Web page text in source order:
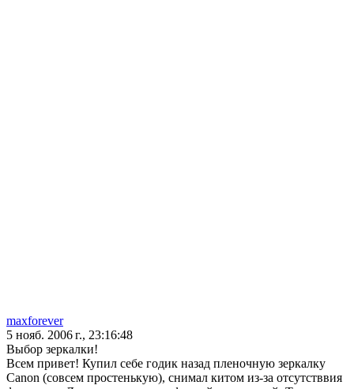
maxforever
5 нояб. 2006 г., 23:16:48
Выбор зеркалки!
Всем привет! Купил себе годик назад пленочную зеркалку
Canon (совсем простенькую), снимал китом из-за отсутстввия